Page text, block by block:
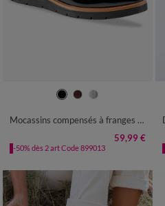
38 39 40
Mocassins compensés à franges et pompons
59,99 €
-50% dès 2 art Code 899013